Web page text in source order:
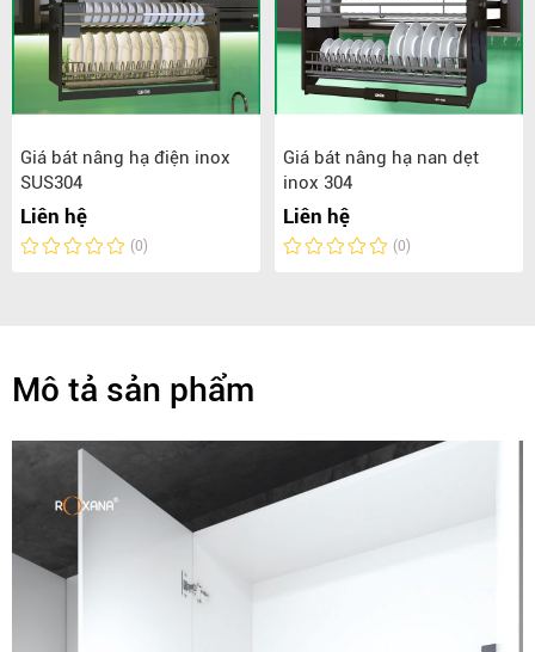
Giá bát nâng hạ điện inox
SUS304
Liên hệ
(0)
Giá bát nâng hạ nan dẹt
inox 304
Liên hệ
(0)
Mô tả sản phẩm